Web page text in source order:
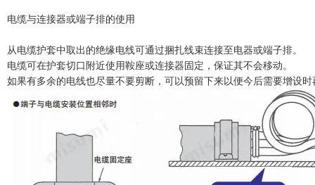
电缆与连接器或端子排的使用
从电缆护套中取出的绝缘电线可通过捆扎线束连接至电器或端子排。
电缆可在护套切口附近使用鞍座或连接器固定，保证其不会移动。
如果有多余的电线也尽量不要剪断，可以预留下来以便今后需要增设时